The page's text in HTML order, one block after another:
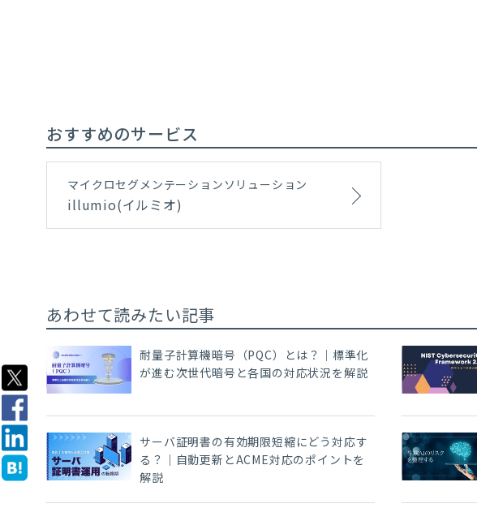
おすすめのサービス
マイクロセグメンテーションソリューション
illumio(イルミオ)
あわせて読みたい記事
耐量子計算機暗号（PQC）とは？｜標準化
が進む次世代暗号と各国の対応状況を解説
サーバ証明書の有効期限短縮にどう対応す
る？｜自動更新とACME対応のポイントを
解説